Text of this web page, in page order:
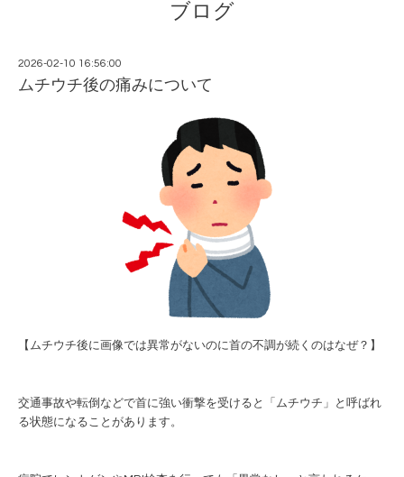
ブログ
2026-02-10 16:56:00
ムチウチ後の痛みについて
【ムチウチ後に画像では異常がないのに首の不調が続くのはなぜ？】
交通事故や転倒などで首に強い衝撃を受けると「ムチウチ」と呼ばれ
る状態になることがあります。